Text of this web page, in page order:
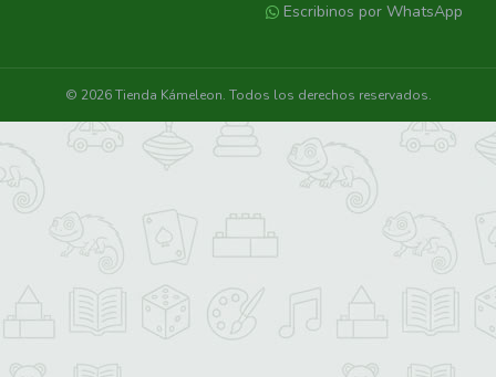
Escribinos por WhatsApp
© 2026 Tienda Kámeleon. Todos los derechos reservados.